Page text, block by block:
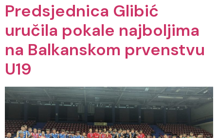
Predsjednica Glibić
uručila pokale najboljima
na Balkanskom prvenstvu
U19